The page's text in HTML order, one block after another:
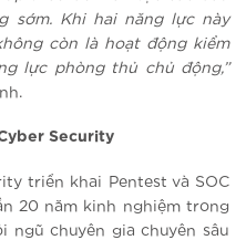
sớm. Khi hai năng lực này
còn là hoạt động kiểm
lực phòng thủ chủ động,”
Security
triển khai Pentest và SOC
20 năm kinh nghiệm trong
ngũ chuyên gia chuyên sâu